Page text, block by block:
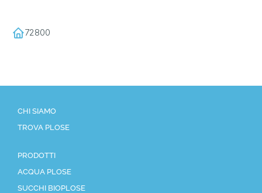
72800
CHI SIAMO
TROVA PLOSE
PRODOTTI
ACQUA PLOSE
SUCCHI BIOPLOSE